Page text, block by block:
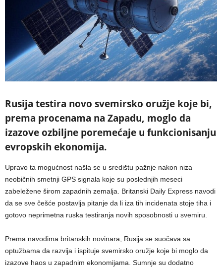
Rusija testira novo svemirsko oružje koje bi,
prema procenama na Zapadu, moglo da
izazove ozbiljne poremećaje u funkcionisanju
evropskih ekonomija.
Upravo ta mogućnost našla se u središtu pažnje nakon niza
neobičnih smetnji GPS signala koje su poslednjih meseci
zabeležene širom zapadnih zemalja. Britanski Daily Express navodi
da se sve češće postavlja pitanje da li iza tih incidenata stoje tiha i
gotovo neprimetna ruska testiranja novih sposobnosti u svemiru.
Prema navodima britanskih novinara, Rusija se suočava sa
optužbama da razvija i ispituje svemirsko oružje koje bi moglo da
izazove haos u zapadnim ekonomijama. Sumnje su dodatno